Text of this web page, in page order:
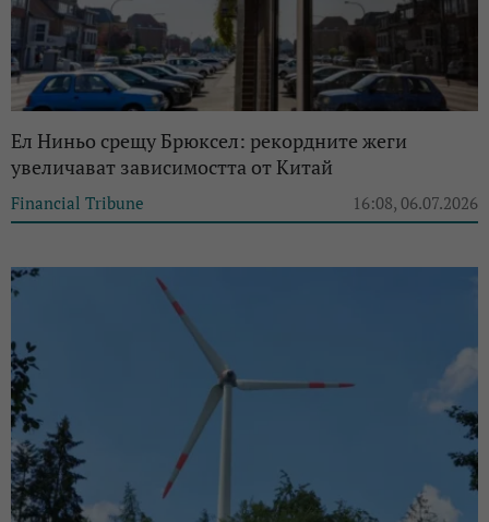
Ел Ниньо срещу Брюксел: рекордните жеги
увеличават зависимостта от Китай
Financial Tribune 16:08, 06.07.2026